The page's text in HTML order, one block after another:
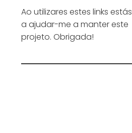
Ao utilizares estes links estás
a ajudar-me a manter este
projeto. Obrigada!